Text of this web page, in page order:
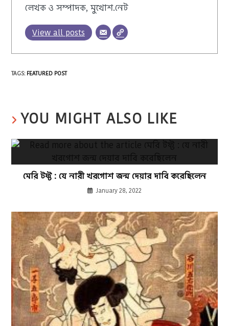
লেখক ও সম্পাদক, মুখোশ.নেট
View all posts
TAGS:FEATURED POST
YOU MIGHT ALSO LIKE
মেরি টফ্ট : যে নারী খরগোশ জন্ম দেয়ার দাবি করেছিলেন
January 28, 2022